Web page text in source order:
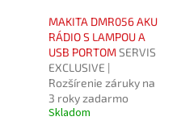
MAKITA DMR056 AKU
RÁDIO S LAMPOU A
USB PORTOMSERVIS
EXCLUSIVE |
Rozšírenie záruky na
3 roky zadarmo
Skladom